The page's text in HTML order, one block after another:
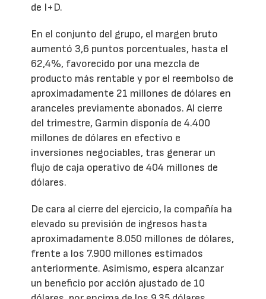
de I+D.
En el conjunto del grupo, el margen bruto
aumentó 3,6 puntos porcentuales, hasta el
62,4%, favorecido por una mezcla de
producto más rentable y por el reembolso de
aproximadamente 21 millones de dólares en
aranceles previamente abonados. Al cierre
del trimestre, Garmin disponía de 4.400
millones de dólares en efectivo e
inversiones negociables, tras generar un
flujo de caja operativo de 404 millones de
dólares.
De cara al cierre del ejercicio, la compañía ha
elevado su previsión de ingresos hasta
aproximadamente 8.050 millones de dólares,
frente a los 7.900 millones estimados
anteriormente. Asimismo, espera alcanzar
un beneficio por acción ajustado de 10